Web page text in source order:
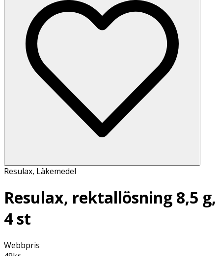
Resulax, Läkemedel
Resulax, rektallösning 8,5 g,
4 st
Webbpris